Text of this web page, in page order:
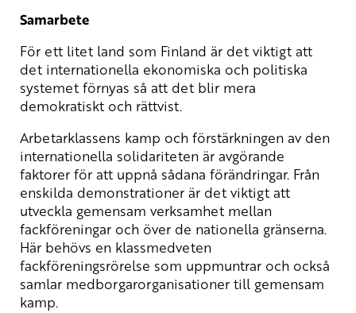
Samarbete
För ett litet land som Finland är det viktigt att
det internationella ekonomiska och politiska
systemet förnyas så att det blir mera
demokratiskt och rättvist.
Arbetarklassens kamp och förstärkningen av den
internationella solidariteten är avgörande
faktorer för att uppnå sådana förändringar. Från
enskilda demonstrationer är det viktigt att
utveckla gemensam verksamhet mellan
fackföreningar och över de nationella gränserna.
Här behövs en klassmedveten
fackföreningsrörelse som uppmuntrar och också
samlar medborgarorganisationer till gemensam
kamp.